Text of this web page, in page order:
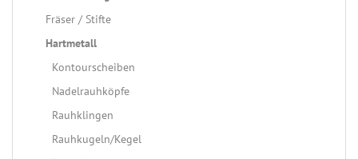
Fräser / Stifte
Hartmetall
Kontourscheiben
Nadelrauhköpfe
Rauhklingen
Rauhkugeln/Kegel